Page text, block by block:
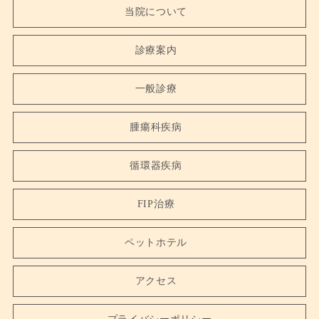
当院について
診療案内
一般診療
腫瘍科疾病
循環器疾病
FIP治療
ペットホテル
アクセス